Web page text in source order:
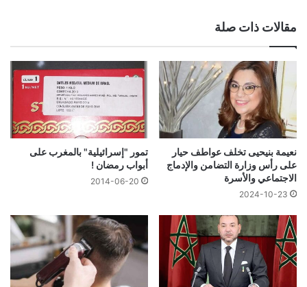
مقالات ذات صلة
نعيمة بنيحيى تخلف عواطف حيار
على رأس وزارة التضامن والإدماج
الاجتماعي والأسرة
2024-10-23
تمور "إسرائيلية" بالمغرب على
أبواب رمضان !
2014-06-20